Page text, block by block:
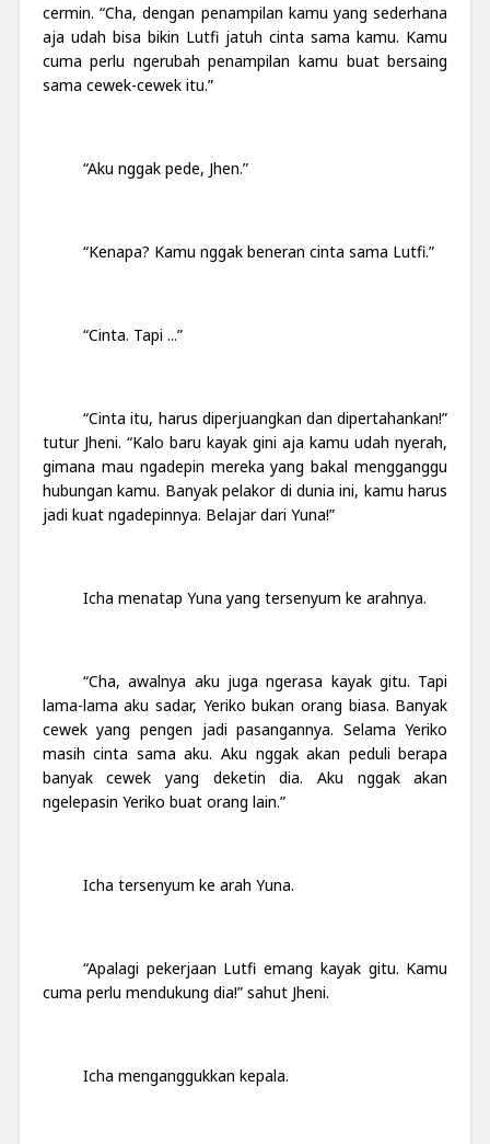
cermin. “Cha, dengan penampilan kamu yang sederhana
aja udah bisa bikin Lutfi jatuh cinta sama kamu. Kamu
cuma perlu ngerubah penampilan kamu buat bersaing
sama cewek-cewek itu.”
“Aku nggak pede, Jhen.”
“Kenapa? Kamu nggak beneran cinta sama Lutfi.”
“Cinta. Tapi ...”
“Cinta itu, harus diperjuangkan dan dipertahankan!”
tutur Jheni. “Kalo baru kayak gini aja kamu udah nyerah,
gimana mau ngadepin mereka yang bakal mengganggu
hubungan kamu. Banyak pelakor di dunia ini, kamu harus
jadi kuat ngadepinnya. Belajar dari Yuna!”
Icha menatap Yuna yang tersenyum ke arahnya.
“Cha, awalnya aku juga ngerasa kayak gitu. Tapi
lama-lama aku sadar, Yeriko bukan orang biasa. Banyak
cewek yang pengen jadi pasangannya. Selama Yeriko
masih cinta sama aku. Aku nggak akan peduli berapa
banyak cewek yang deketin dia. Aku nggak akan
ngelepasin Yeriko buat orang lain.”
Icha tersenyum ke arah Yuna.
“Apalagi pekerjaan Lutfi emang kayak gitu. Kamu
cuma perlu mendukung dia!” sahut Jheni.
Icha menganggukkan kepala.